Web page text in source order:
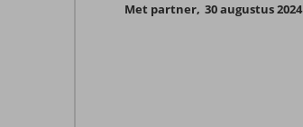
Met partner, 30 augustus 2024